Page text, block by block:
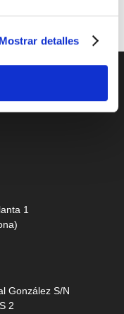
Mostrar detalles
1
González S/N
2